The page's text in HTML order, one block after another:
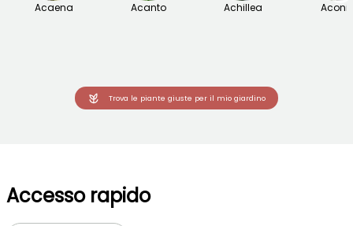
Acaena Acanto Achillea Aconiti
Trova le piante giuste per il mio giardino
Accesso rapido